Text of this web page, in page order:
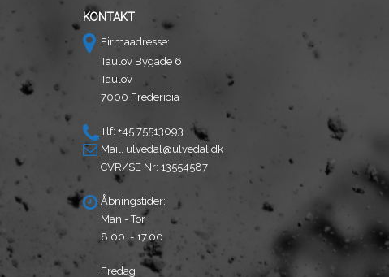
på
varesiden
KONTAKT
Firmaadresse:
Taulov Bygade 6
Taulov
7000 Fredericia
Tlf: +45 75513093
Mail. ulvedal@ulvedal.dk
CVR/SE Nr: 13554587
Åbningstider:
Man - Tor
8.00. - 17.00
Fredag